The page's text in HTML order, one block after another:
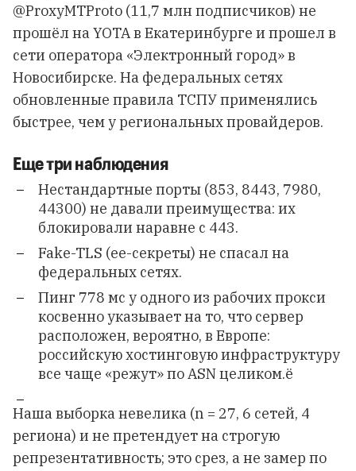
@ProxyMTProto (11,7 млн подписчиков) не
прошёл на YOTA в Екатеринбурге и прошел в
сети оператора «Электронный город» в
Новосибирске. На федеральных сетях
обновленные правила ТСПУ применялись
быстрее, чем у региональных провайдеров.
Еще три наблюдения
Нестандартные порты (853, 8443, 7980,
44300) не давали преимущества: их
блокировали наравне с 443.
Fake-TLS (ee-секреты) не спасал на
федеральных сетях.
Пинг 778 мс у одного из рабочих прокси
косвенно указывает на то, что сервер
расположен, вероятно, в Европе:
российскую хостинговую инфраструктуру
все чаще «режут» по ASN целиком.ё
Наша выборка невелика (n = 27, 6 сетей, 4
региона) и не претендует на строгую
репрезентативность; это срез, а не замер по